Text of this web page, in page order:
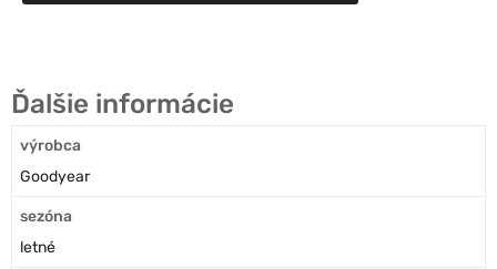
Ďalšie informácie
výrobca
Goodyear
sezóna
letné